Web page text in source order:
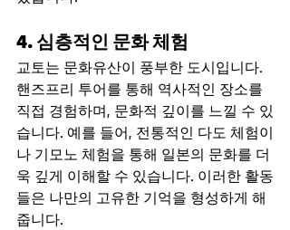
4. 심층적인 문화 체험
교토는 문화유산이 풍부한 도시입니다.
핸즈프리 투어를 통해 역사적인 장소를
직접 경험하며, 문화적 깊이를 느낄 수 있
습니다. 예를 들어, 전통적인 다도 체험이
나 기모노 체험을 통해 일본의 문화를 더
욱 깊게 이해할 수 있습니다. 이러한 활동
들은 나만의 고유한 기억을 형성하게 해
줍니다.